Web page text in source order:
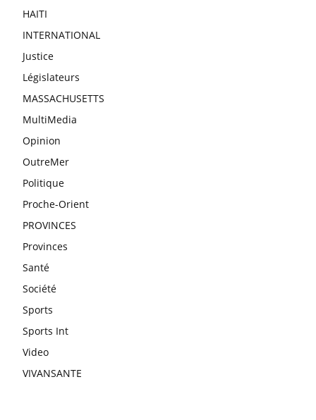
HAITI
INTERNATIONAL
Justice
Législateurs
MASSACHUSETTS
MultiMedia
Opinion
OutreMer
Politique
Proche-Orient
PROVINCES
Provinces
Santé
Société
Sports
Sports Int
Video
VIVANSANTE